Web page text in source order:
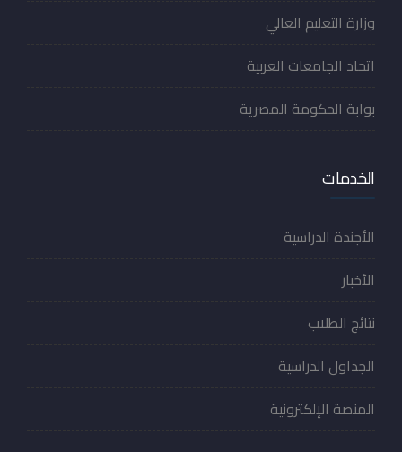
وزارة التعليم العالي
اتحاد الجامعات العربية
بوابة الحكومة المصرية
الخدمات
الأجندة الدراسية
الأخبار
نتائج الطلاب
الجداول الدراسية
المنصة الإلكترونية